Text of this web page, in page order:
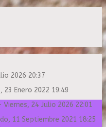
2026 20:37
23 Enero 2022 19:49
Viernes, 24 Julio 2026 22:01
11 Septiembre 2021 18:25